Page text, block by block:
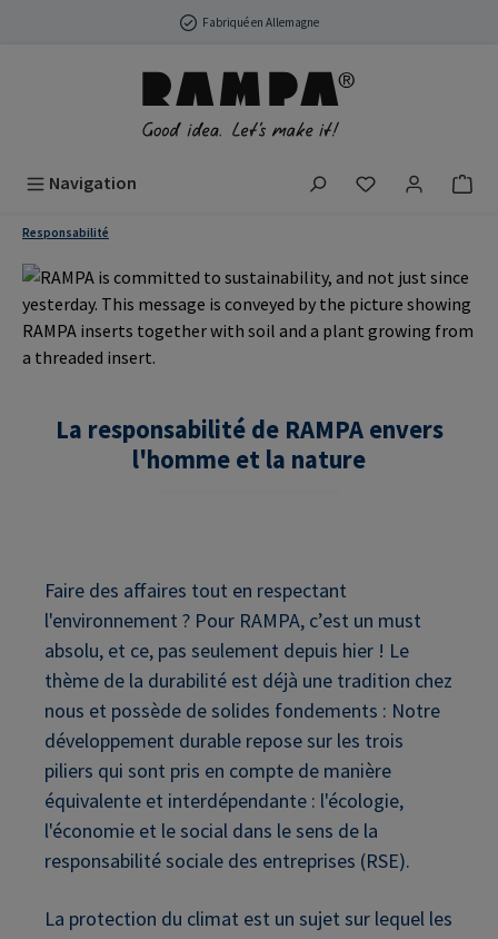
Passer au contenu principalFabriqué en Allemagne
Navigation Vous avez 0
Responsabilité
La responsabilité de RAMPA envers
l'homme et la nature
Faire des affaires tout en respectant
l'environnement ? Pour RAMPA, c’est un must
absolu, et ce, pas seulement depuis hier ! Le
thème de la durabilité est déjà une tradition chez
nous et possède de solides fondements : Notre
développement durable repose sur les trois
piliers qui sont pris en compte de manière
équivalente et interdépendante : l'écologie,
l'économie et le social dans le sens de la
responsabilité sociale des entreprises (RSE).
La protection du climat est un sujet sur lequel les